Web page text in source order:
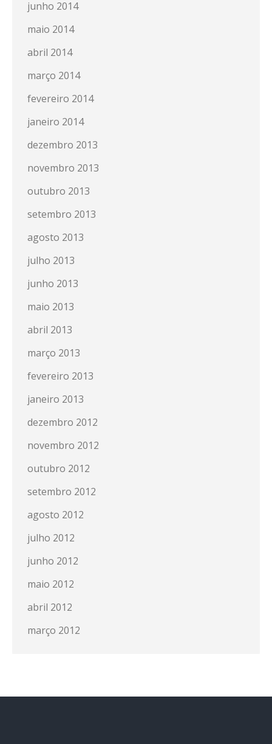
junho 2014
maio 2014
abril 2014
março 2014
fevereiro 2014
janeiro 2014
dezembro 2013
novembro 2013
outubro 2013
setembro 2013
agosto 2013
julho 2013
junho 2013
maio 2013
abril 2013
março 2013
fevereiro 2013
janeiro 2013
dezembro 2012
novembro 2012
outubro 2012
setembro 2012
agosto 2012
julho 2012
junho 2012
maio 2012
abril 2012
março 2012